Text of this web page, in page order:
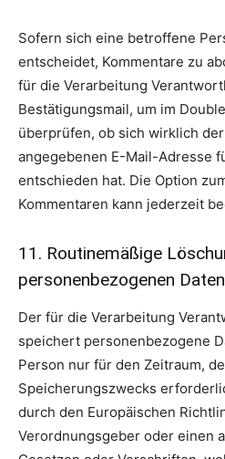
Sofern sich eine betroffene
entscheidet, Kommentare zu
für die Verarbeitung
Bestätigungsmail, um im
überprüfen, ob sich wirklich
angegebenen E-Mail-Adresse
entschieden hat. Die Option
Kommentaren kann jederzeit
11. Routinemäßige
personenbezogenen Daten
Der für die Verarbeitung
speichert personenbezogene
Person nur für den Zeitraum,
Speicherungszwecks
durch den Europäischen
Verordnungsgeber oder einen